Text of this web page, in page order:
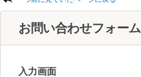
お問い合わせフォーム
入力画面